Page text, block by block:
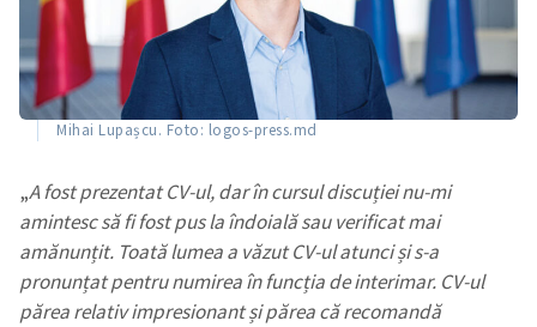
Mihai Lupașcu. Foto: logos-press.md
„A fost prezentat CV-ul, dar în cursul discuției nu-mi
amintesc să fi fost pus la îndoială sau verificat mai
amănunțit. Toată lumea a văzut CV-ul atunci și s-a
pronunțat pentru numirea în funcția de interimar. CV-ul
părea relativ impresionant și părea că recomandă